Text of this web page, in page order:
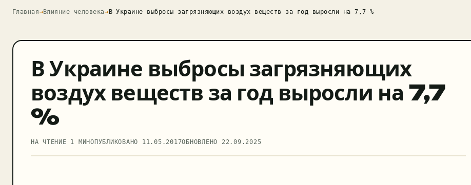
Главная→Влияние человека→В Украине выбросы загрязняющих воздух веществ за год выросли на 7,7 %
В Украине выбросы загрязняющих
воздух веществ за год выросли на 7,7
%
НА ЧТЕНИЕ 1 МИНОПУБЛИКОВАНО 11.05.2017ОБНОВЛЕНО 22.09.2025